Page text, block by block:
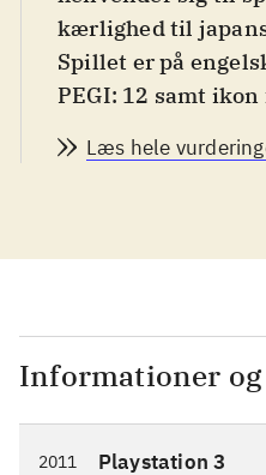
kærlighed til
Spillet er på
PEGI: 12 samt ikon
ingen mening, da
ser på
berettiget, men vil
kunne forarge en
Hyperdimension
mest af alt et
Læs hele
Informationer og
2011 Playstation 3